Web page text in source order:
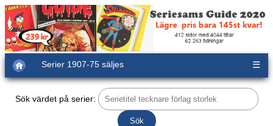
Serier 1907-75 säljes ☰
Sök värdet på serier: